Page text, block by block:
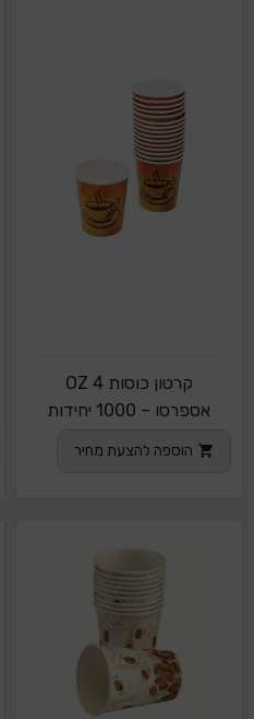
קרטון כוסות 4 OZ
אספרסו – 1000 יחידות
הוספה להצעת מחיר